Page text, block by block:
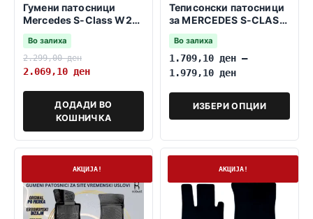
Гумени патосници
Mercedes S-Class W221
2005-2013 SHORT
Во залиха
2.299,00ден
2.069,10 ден
ДОДАДИ ВО
КОШНИЧКА
Теписонски патосници
за MERCEDES S-CLASS
W221 2005-2013 LONG
Во залиха
1.709,10 ден –
1.979,10 ден
ИЗБЕРИ ОПЦИИ
АКЦИЈА! АКЦИЈА!